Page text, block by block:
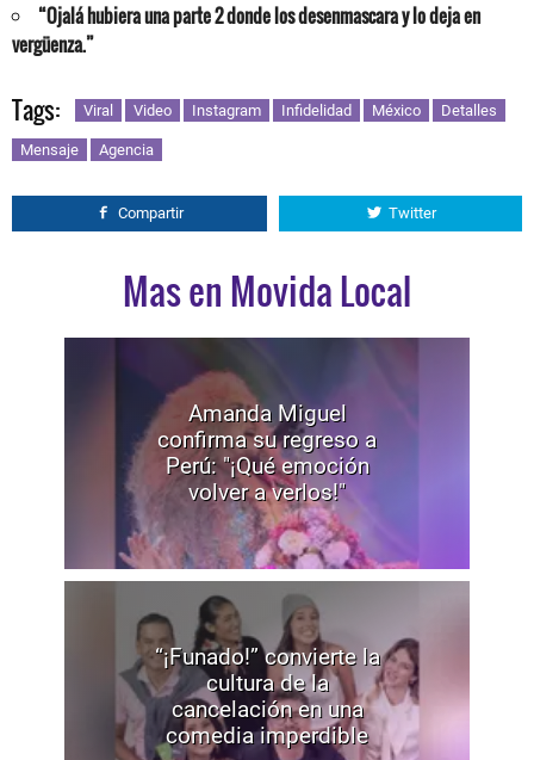
“Ojalá hubiera una parte 2 donde los desenmascara y lo deja en
vergüenza.”
Tags: Viral Video Instagram Infidelidad México Detalles
Mensaje Agencia
Compartir Twitter
Mas en Movida Local
Amanda Miguel
confirma su regreso a
Perú: "¡Qué emoción
volver a verlos!"
“¡Funado!” convierte la
cultura de la
cancelación en una
comedia imperdible